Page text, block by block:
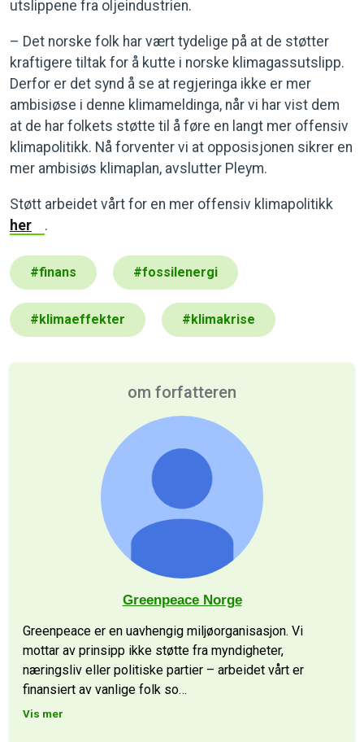
utslippene fra oljeindustrien.
– Det norske folk har vært tydelige på at de støtter
kraftigere tiltak for å kutte i norske klimagassutslipp.
Derfor er det synd å se at regjeringa ikke er mer
ambisiøse i denne klimameldinga, når vi har vist dem
at de har folkets støtte til å føre en langt mer offensiv
klimapolitikk. Nå forventer vi at opposisjonen sikrer en
mer ambisiøs klimaplan, avslutter Pleym.
Støtt arbeidet vårt for en mer offensiv klimapolitikk
her
.
#finans #fossilenergi
#klimaeffekter #klimakrise
om forfatteren
Greenpeace Norge
Greenpeace er en uavhengig miljøorganisasjon. Vi
mottar av prinsipp ikke støtte fra myndigheter,
næringsliv eller politiske partier – arbeidet vårt er
finansiert av vanlige folk so…
Vis mer